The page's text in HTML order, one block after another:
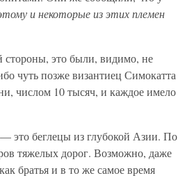
и некоторые из этих племен
это были, видимо, не
чуть позже византиец Симокатта
числом 10 тысяч, и каждое имело
это беглецы из глубокой Азии. По
тяжелых дорог. Возможно, даже
братья и в то же самое время